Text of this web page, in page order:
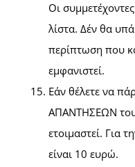
Οι
λίστα. Δέν θα
περίπτωση που
εμφανιστεί.
Εάν θέλετε να
ΑΠΑΝΤΗΣΕΩΝ
ετοιμαστεί. Για
είναι 10 ευρώ.